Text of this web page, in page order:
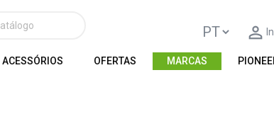

ACESSÓRIOS OFERTAS MARCAS